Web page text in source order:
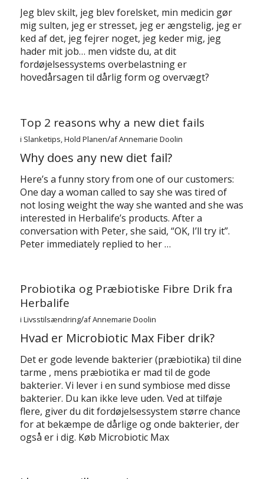
Jeg blev skilt, jeg blev forelsket, min medicin gør
mig sulten, jeg er stresset, jeg er ængstelig, jeg er
ked af det, jeg fejrer noget, jeg keder mig, jeg
hader mit job… men vidste du, at dit
fordøjelsessystems overbelastning er
hovedårsagen til dårlig form og overvægt?
Top 2 reasons why a new diet fails
i Slanketips,Hold Planen/afAnnemarie Doolin
Why does any new diet fail?
Here’s a funny story from one of our customers:
One day a woman called to say she was tired of
not losing weight the way she wanted and she was
interested in Herbalife’s products. After a
conversation with Peter, she said, “OK, I’ll try it”.
Peter immediately replied to her …
Probiotika og Præbiotiske Fibre Drik fra
Herbalife
i Livsstilsændring/afAnnemarie Doolin
Hvad er Microbiotic Max Fiber drik?
Det er gode levende bakterier (præbiotika) til dine
tarme , mens præbiotika er mad til de gode
bakterier. Vi lever i en sund symbiose med disse
bakterier. Du kan ikke leve uden. Ved at tilføje
flere, giver du dit fordøjelsessystem større chance
for at bekæmpe de dårlige og onde bakterier, der
også er i dig. Køb Microbiotic Max